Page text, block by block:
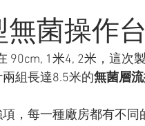
菌操作台
90cm, 1米4, 2米，這次
組長達8.5米的無菌層
，每一種廠房都有不